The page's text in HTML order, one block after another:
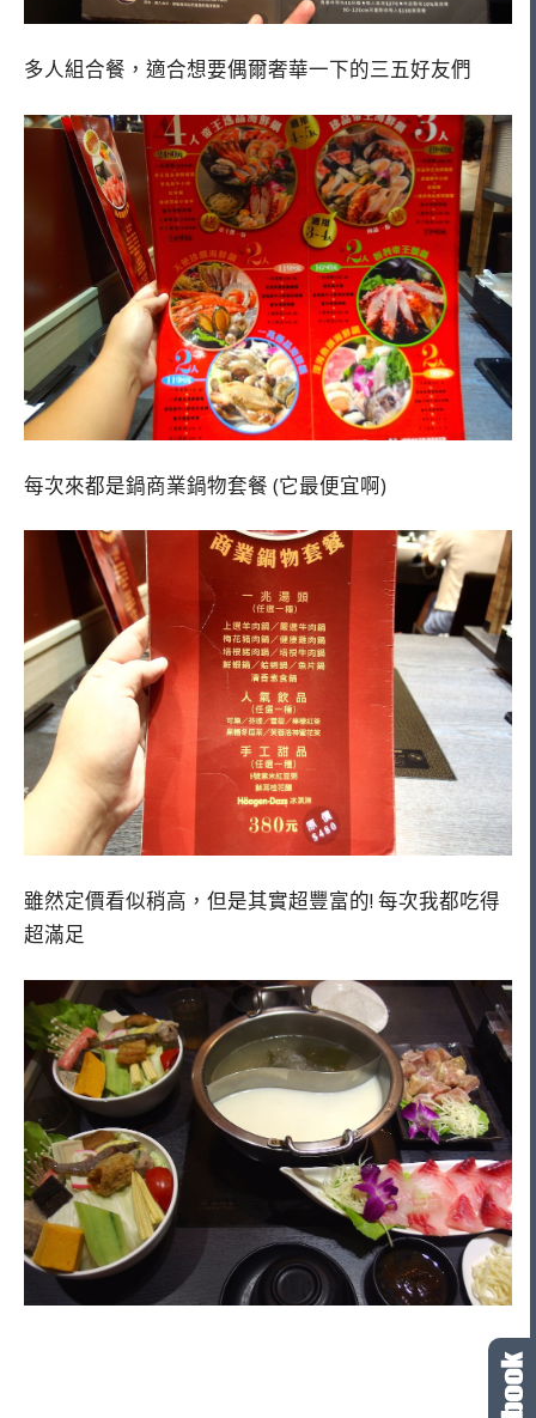
多人組合餐，適合想要偶爾奢華一下的三五好友們
每次來都是鍋商業鍋物套餐 (它最便宜啊)
雖然定價看似稍高，但是其實超豐富的! 每次我都吃得
超滿足